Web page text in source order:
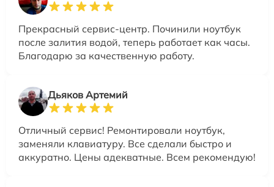
Прекрасный сервис-центр. Починили ноутбук
после залития водой, теперь работает как часы.
Благодарю за качественную работу.
Дьяков Артемий
Отличный сервис! Ремонтировали ноутбук,
заменяли клавиатуру. Все сделали быстро и
аккуратно. Цены адекватные. Всем рекомендую!